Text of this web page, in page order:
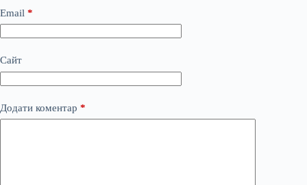
Email *
Сайт
Додати коментар *